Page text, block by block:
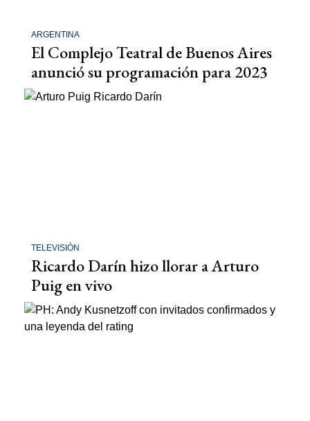
ARGENTINA
El Complejo Teatral de Buenos Aires
anunció su programación para 2023
TELEVISIÓN
Ricardo Darín hizo llorar a Arturo
Puig en vivo